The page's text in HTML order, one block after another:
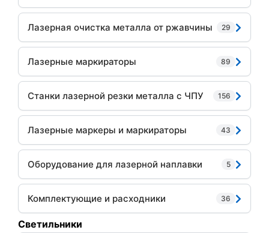
Лазерная очистка металла от ржавчины 29
Лазерные маркираторы 89
Станки лазерной резки металла с ЧПУ 156
Лазерные маркеры и маркираторы 43
Оборудование для лазерной наплавки 5
Комплектующие и расходники 36
Светильники